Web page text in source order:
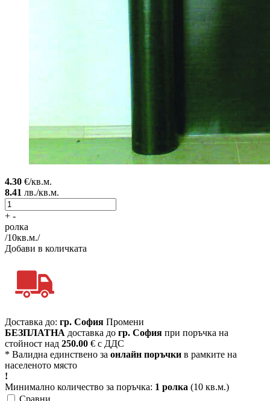
4.30 €/кв.м.
8.41 лв./кв.м.
+ -
ролка
/10кв.м./
Добави в количката
Доставка до: гр. София Промени
БЕЗПЛАТНА доставка до гр. София при поръчка на
стойност над 250.00 € с ДДС
* Валидна единствено за онлайн поръчки в рамките на
населеното място
!
Минимално количество за поръчка: 1 ролка (10 кв.м.)